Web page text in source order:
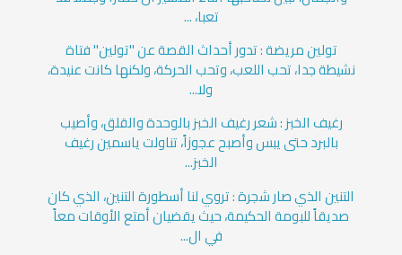
تعبا، ...
تولين مريضة : تدور أحداث القصة عن "تولين" فتاة
نشيطة جدا، تحب اللعب، وتحب الحركة، ولكنها كانت عنيدة،
ولا...
رغيف الخبز : شعر رغيف الخبز بالوحدة والقلق، وأصيب
بالبرد حتى يبس وأصبح عجوزاً، تناولت ياسمين رغيف
الخبز...
التنين الذي صار شجرة : تروي لنا أسطورة التنين، الذي كان
صديقاً للبومة الحكيمة، حيث يقضيان أمتع الأوقات معاً
في ال...